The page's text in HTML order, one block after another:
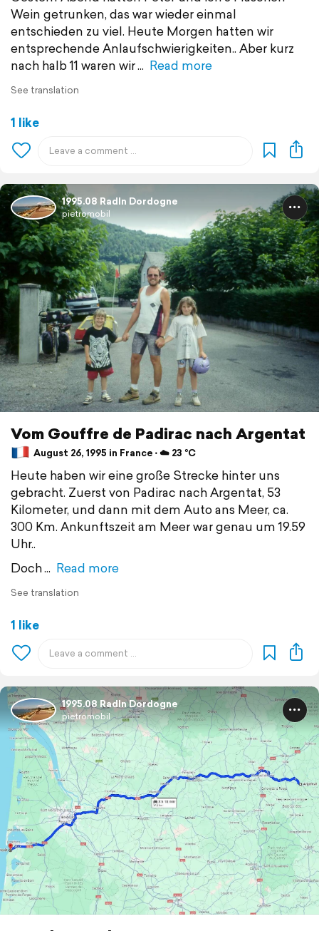
Wein getrunken, das war wieder einmal
entschieden zu viel. Heute Morgen hatten wir
entsprechende Anlaufschwierigkeiten.. Aber kurz
nach halb 11 waren wir
Read more
See translation
1 like
1995.08 Radln Dordogne
pietromobil
Vom Gouffre de Padirac nach Argentat
August 26, 1995 in France ⋅ ☁️ 23 °C
Heute haben wir eine große Strecke hinter uns
gebracht. Zuerst von Padirac nach Argentat, 53
Kilometer, und dann mit dem Auto ans Meer, ca.
300 Km. Ankunftszeit am Meer war genau um 19.59
Uhr..
Doch
Read more
See translation
1 like
1995.08 Radln Dordogne
pietromobil